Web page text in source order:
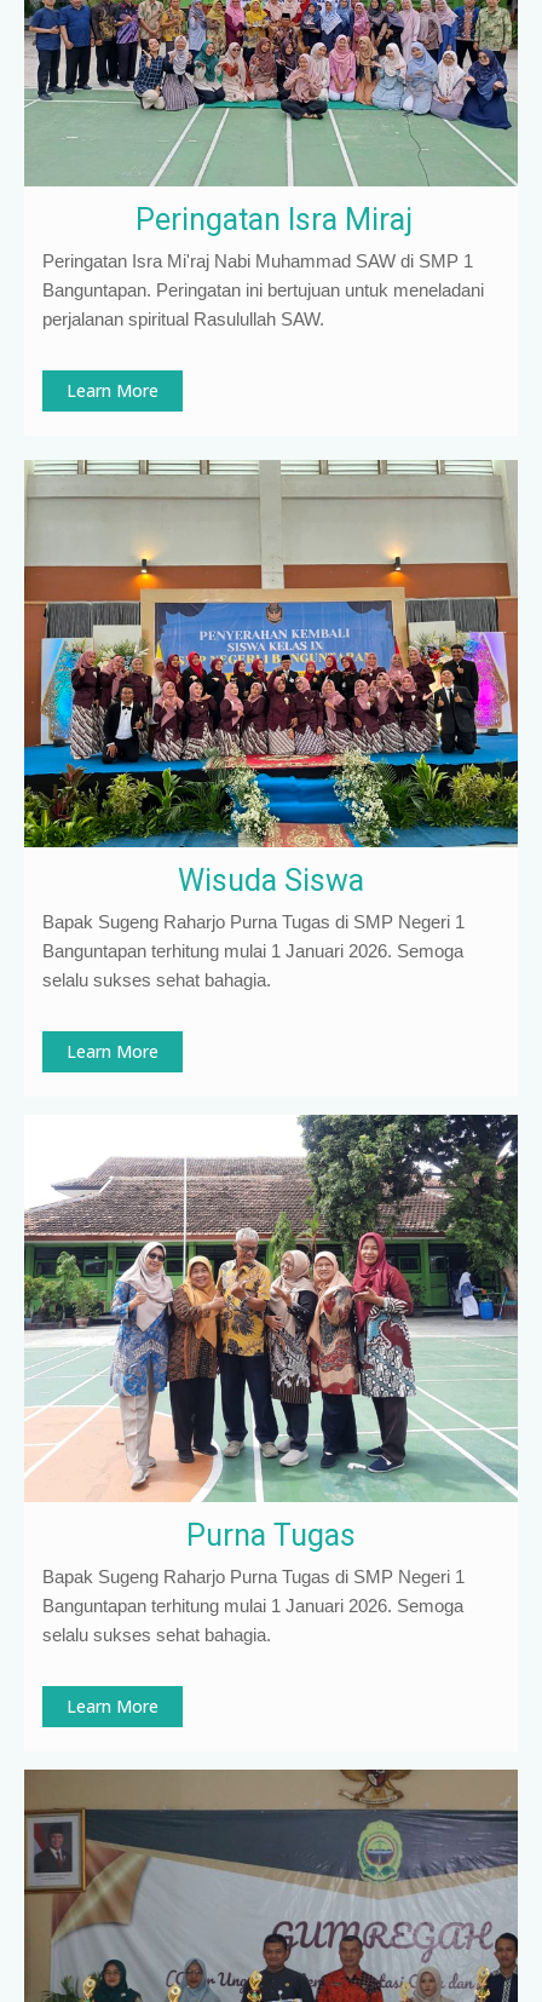
Peringatan Isra Miraj
Peringatan Isra Mi'raj Nabi Muhammad SAW di SMP 1
Banguntapan. Peringatan ini bertujuan untuk meneladani
perjalanan spiritual Rasulullah SAW.
Learn More
Wisuda Siswa
Bapak Sugeng Raharjo Purna Tugas di SMP Negeri 1
Banguntapan terhitung mulai 1 Januari 2026. Semoga
selalu sukses sehat bahagia.
Learn More
Purna Tugas
Bapak Sugeng Raharjo Purna Tugas di SMP Negeri 1
Banguntapan terhitung mulai 1 Januari 2026. Semoga
selalu sukses sehat bahagia.
Learn More